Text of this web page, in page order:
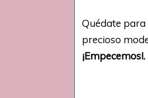
Quédate
precioso
¡Empecemos!.